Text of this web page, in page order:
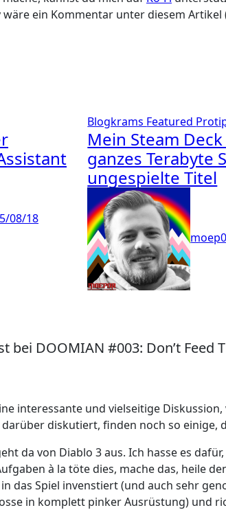
ein Kommentar unter diesem
08/18
Blogkrams Featured
Mein Steam
ganzes Terabyte
ungespielte Titel
bei DOOMIAN #003: Don’t Feed
interessante und vielseitige
diskutiert, finden noch so einige,
da von Diablo 3 aus. Ich hasse es
à la töte dies, mache das, heile
das Spiel invenstiert (und auch sehr
in komplett pinker Ausrüstung) und